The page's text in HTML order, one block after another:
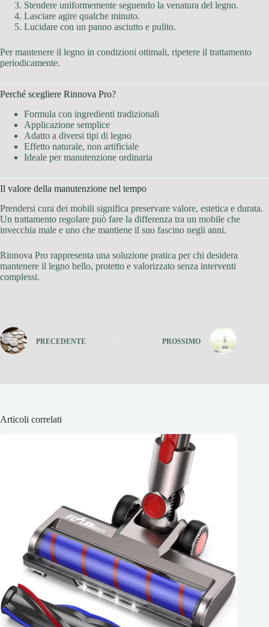
Stendere uniformemente seguendo la venatura del legno.
Lasciare agire qualche minuto.
Lucidare con un panno asciutto e pulito.
Per mantenere il legno in condizioni ottimali, ripetere il trattamento
periodicamente.
Perché scegliere Rinnova Pro?
Formula con ingredienti tradizionali
Applicazione semplice
Adatto a diversi tipi di legno
Effetto naturale, non artificiale
Ideale per manutenzione ordinaria
Il valore della manutenzione nel tempo
Prendersi cura dei mobili significa preservare valore, estetica e durata.
Un trattamento regolare può fare la differenza tra un mobile che
invecchia male e uno che mantiene il suo fascino negli anni.
Rinnova Pro rappresenta una soluzione pratica per chi desidera
mantenere il legno bello, protetto e valorizzato senza interventi
complessi.
PRECEDENTE PROSSIMO
Articoli correlati